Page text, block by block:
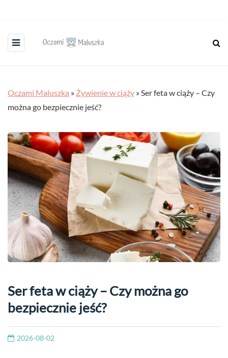
Oczami Maluszka » Żywienie w ciąży »Ser feta w ciąży – Czy
można go bezpiecznie jeść?
Ser feta w ciąży – Czy można go
bezpiecznie jeść?
2026-08-02